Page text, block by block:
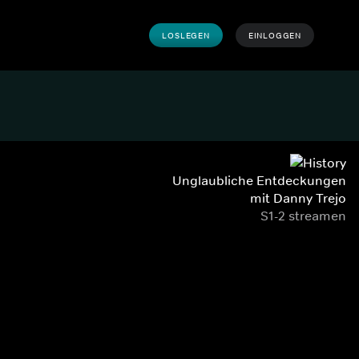
LOSLEGEN EINLOGGEN
Unglaubliche Entdeckungen
mit Danny Trejo
S1-2 streamen